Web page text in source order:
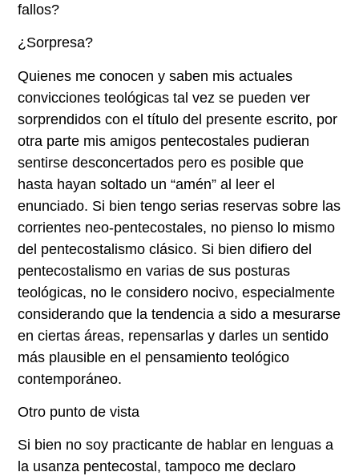
fallos?
¿Sorpresa?
Quienes me conocen y saben mis actuales
convicciones teológicas tal vez se pueden ver
sorprendidos con el título del presente escrito, por
otra parte mis amigos pentecostales pudieran
sentirse desconcertados pero es posible que
hasta hayan soltado un “amén” al leer el
enunciado. Si bien tengo serias reservas sobre las
corrientes neo-pentecostales, no pienso lo mismo
del pentecostalismo clásico. Si bien difiero del
pentecostalismo en varias de sus posturas
teológicas, no le considero nocivo, especialmente
considerando que la tendencia a sido a mesurarse
en ciertas áreas, repensarlas y darles un sentido
más plausible en el pensamiento teológico
contemporáneo.
Otro punto de vista
Si bien no soy practicante de hablar en lenguas a
la usanza pentecostal, tampoco me declaro